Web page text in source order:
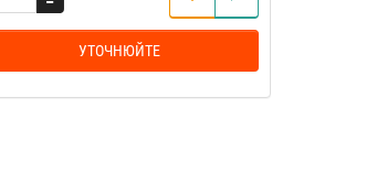
УТОЧНЮЙТЕ